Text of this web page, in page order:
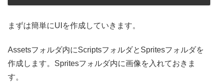
まずは簡単にUIを作成していきます。
Assetsフォルダ内にScriptsフォルダとSpritesフォルダを
作成します。Spritesフォルダ内に画像を入れておきま
す。